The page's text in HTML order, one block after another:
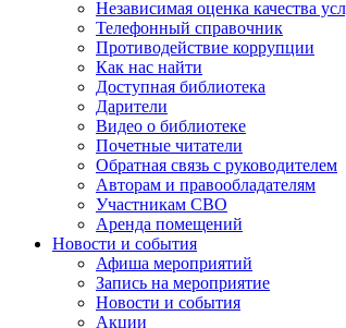
Независимая оценка качества
Телефонный справочник
Противодействие коррупции
Как нас найти
Доступная библиотека
Дарители
Видео о библиотеке
Почетные читатели
Обратная связь с руководителем
Авторам и правообладателям
Участникам СВО
Аренда помещений
Новости и события
Афиша мероприятий
Запись на мероприятие
Новости и события
Акции